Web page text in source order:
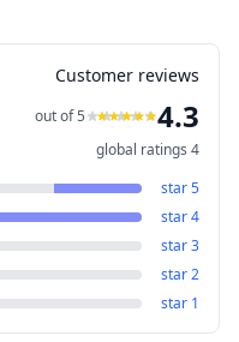
Customer reviews
4.3
out of 5
4
global ratings
5
star
4
star
3
star
2
star
1
star